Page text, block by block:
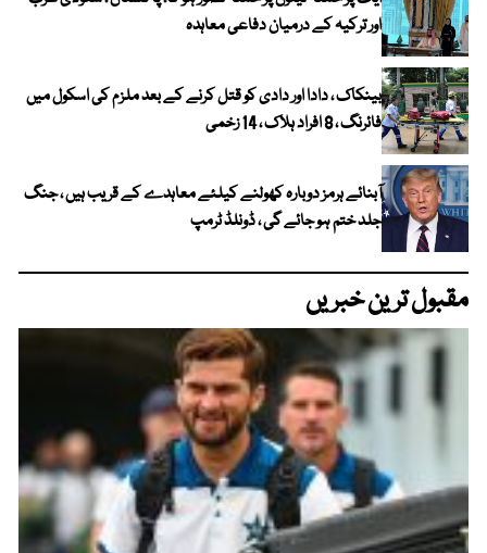
اور ترکیہ کے درمیان دفاعی معاہدہ
بینکاک ، دادا اور دادی کو قتل کرنے کے بعد ملزم کی اسکول میں
فائرنگ ، 8 افراد ہلاک ، 14 زخمی
آبنائے ہرمز دوبارہ کھولنے کیلئے معاہدے کے قریب ہیں ، جنگ
جلد ختم ہو جائے گی ، ڈونلڈ ٹرمپ
مقبول ترین خبریں